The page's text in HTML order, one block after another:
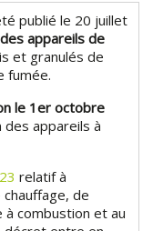
publié le 20 juillet
appareils de
et granulés de
fumée.
le 1er octobre
appareils à
relatif à
de
à combustion et au